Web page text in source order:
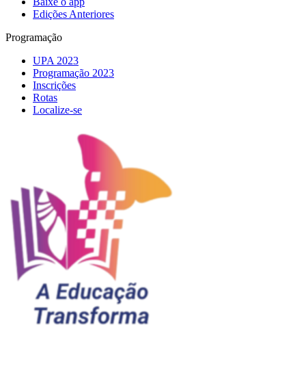
Edições Anteriores
Programação
UPA 2023
Programação 2023
Inscrições
Rotas
Localize-se